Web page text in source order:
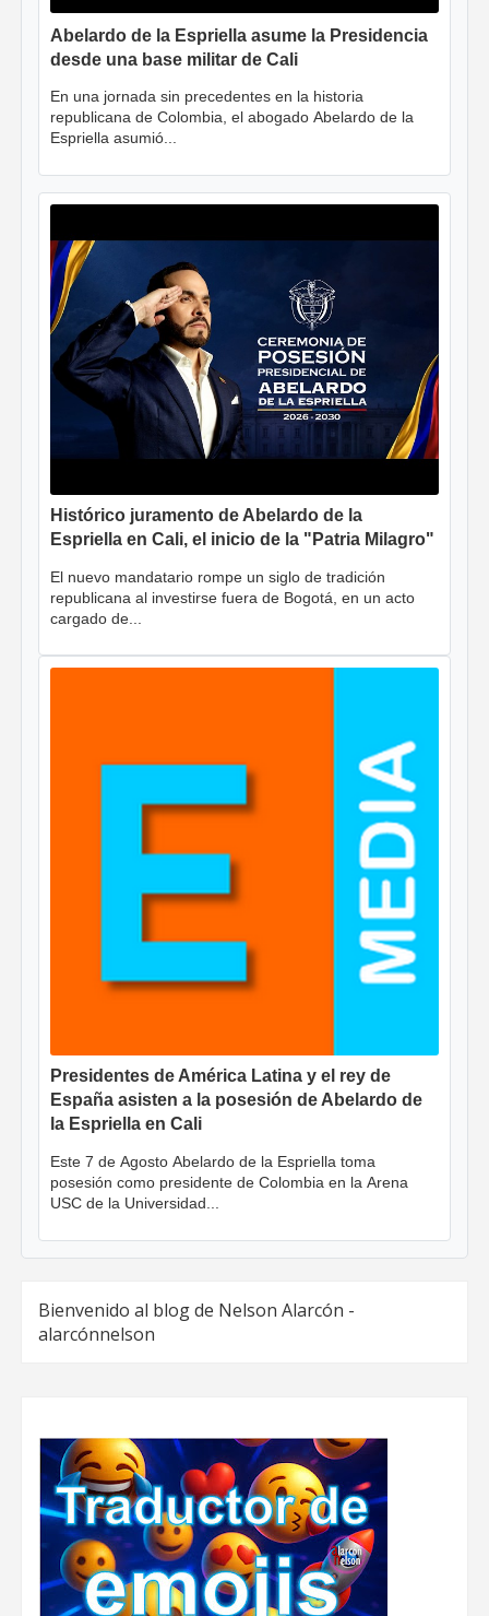
Abelardo de la Espriella asume la Presidencia
desde una base militar de Cali
En una jornada sin precedentes en la historia
republicana de Colombia, el abogado Abelardo de la
Espriella asumió...
Histórico juramento de Abelardo de la
Espriella en Cali, el inicio de la "Patria Milagro"
El nuevo mandatario rompe un siglo de tradición
republicana al investirse fuera de Bogotá, en un acto
cargado de...
Presidentes de América Latina y el rey de
España asisten a la posesión de Abelardo de
la Espriella en Cali
Este 7 de Agosto Abelardo de la Espriella toma
posesión como presidente de Colombia en la Arena
USC de la Universidad...
Bienvenido al blog de Nelson Alarcón -
alarcónnelson